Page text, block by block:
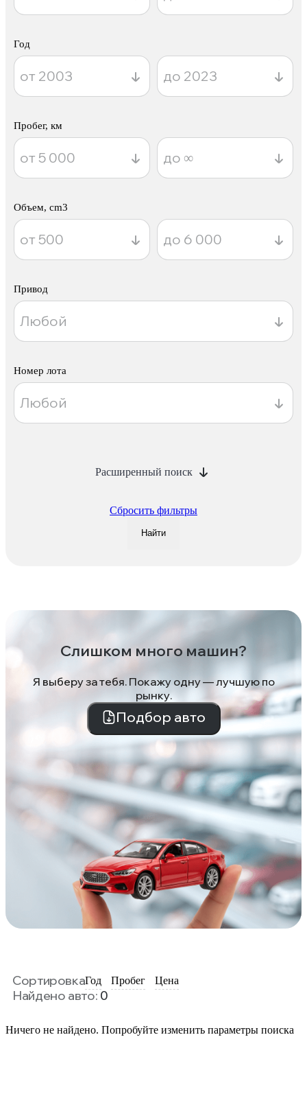
Год
Пробег, км
Объем, cm3
Привод
Номер лота
Расширенный поиск
Сбросить фильтры
Найти
Слишком много машин?
Я выберу за тебя. Покажу одну — лучшую по
рынку.
Подбор авто
СортировкаГод Пробег Цена
Найдено авто: 0
Ничего не найдено. Попробуйте изменить параметры поиска